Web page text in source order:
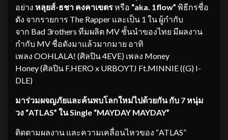
อย่าง หลุยส์-ธชา คงคาเขตรหรือ “aka. 1flow” พิธีกรชื่อ
ดัง จากรายการ The Rapper และเป็น 1 ใน ผู้กำกับ
จาก Bad 3rothers ทีมผลิต MV ชั้นนำของไทย มีผลงาน
กำกับ MV ชื่อดังมาแล้วมากมาย อาทิ
เพลง OOHLALA! (ศิลปิน 4EVE) เพลง Money
Honey (ศิลปิน F.HERO x URBOYTJ Ft.MINNIE ((G) I-
DLE)
มาร่วมผจญภัยและค้นพบโลกใหม่ไปด้วยกัน กับ 7 หนุ่ม
วง “ATLAS” ใน Single “MAYDAY MAYDAY”
ติดตามผลงาน และความเคลื่อนไหวของ “ATLAS”